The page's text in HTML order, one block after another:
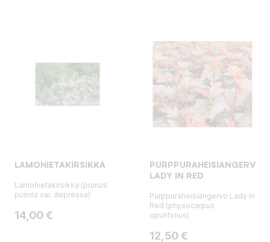
LAMOHIETAKIRSIKKA
Lamohietakirsikka (prunus
pumila var. depressa)
Hinta
14,00 €
PURPPURAHEISIANGERVO
LADY IN RED
Purppuraheisiangervo Lady in
Red (physocarpus
opulifolius)
Hinta
12,50 €